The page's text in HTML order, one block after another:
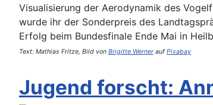
Visualisierung der Aerodynamik des
wurde ihr der Sonderpreis des
Erfolg beim Bundesfinale Ende Mai in
Text: Mathias Fritze, Bild von Brigitte WerneraufPixabay
Jugend forscht: